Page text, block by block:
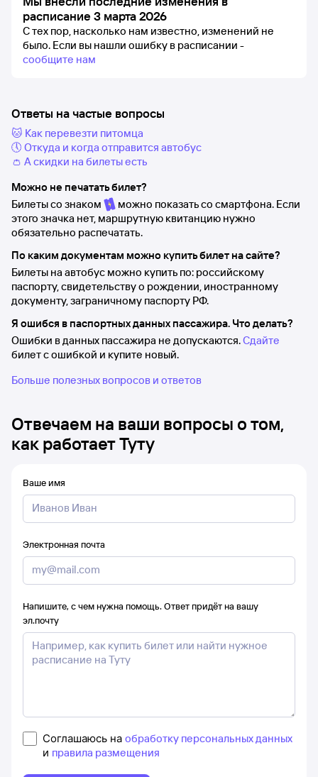
расписание 3 марта 2026
С тех пор, насколько нам известно, изменений не
было. Если вы нашли ошибку в расписании -
сообщите нам
Ответы на частые вопросы
🐱 Как перевезти питомца
🕔 Откуда и когда отправится автобус
👛 А скидки на билеты есть
Можно не печатать билет?
Билеты со знаком
можно показать со смартфона. Если
этого значка нет, маршрутную квитанцию нужно
обязательно распечатать.
По каким документам можно купить билет на сайте?
Билеты на автобус можно купить по: российскому
паспорту, свидетельству о рождении, иностранному
документу, заграничному паспорту РФ.
Я ошибся в паспортных данных пассажира. Что делать?
Ошибки в данных пассажира не допускаются.Сдайте
билет с ошибкой и купите новый.
Больше полезных вопросов и ответов
Отвечаем на ваши вопросы о том,
как работает Туту
Ваше имя
Электронная почта
Напишите, с чем нужна помощь. Ответ придёт на вашу
эл.почту
Соглашаюсь на обработку персональных данных
и правила размещения